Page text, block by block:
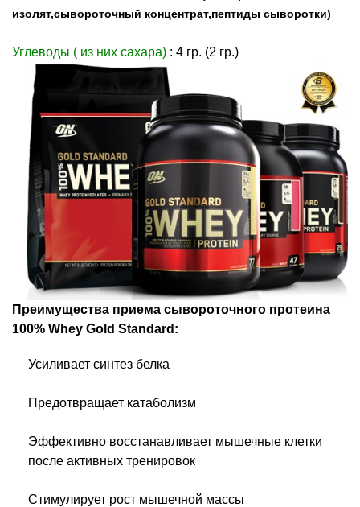
изолят,сывороточный концентрат,пептиды сыворотки)
Углеводы ( из них сахара) : 4 гр. (2 гр.)
Преимущества приема сывороточного протеина
100% Whey Gold Standard:
Усиливает синтез белка
Предотвращает катаболизм
Эффективно восстанавливает мышечные клетки
после активных тренировок
Стимулирует рост мышечной массы